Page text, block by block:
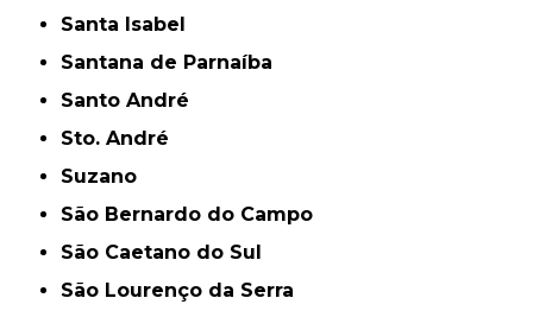
Santa Isabel
Santana de Parnaíba
Santo André
Sto. André
Suzano
São Bernardo do Campo
São Caetano do Sul
São Lourenço da Serra